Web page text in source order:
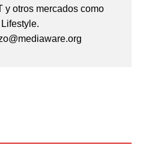
y otros mercados como